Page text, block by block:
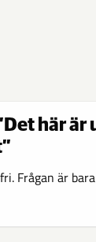
här är
Frågan är